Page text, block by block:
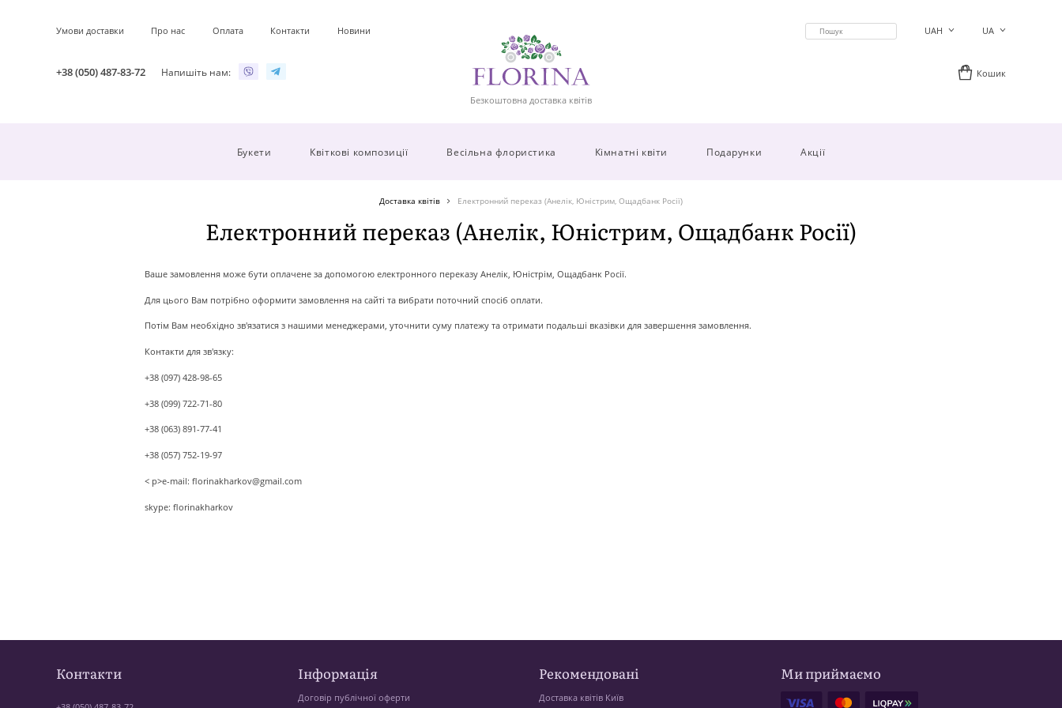
Умови доставки Про нас Оплата Контакти Новини
+38 (050) 487-83-72 Напишіть нам:
Безкоштовна доставка квітів
UAH UA
Кошик
Букети Квіткові композиції Весільна флористика Кімнатні квіти Подарунки Акції
Доставка квітів Електронний переказ (Анелік, Юністрим, Ощадбанк Росії)
Електронний переказ (Анелік, Юністрим, Ощадбанк Росії)
Ваше замовлення може бути оплачене за допомогою електронного переказу Анелік, Юністрім, Ощадбанк Росії.
Для цього Вам потрібно оформити замовлення на сайті та вибрати поточний спосіб оплати.
Потім Вам необхідно зв'язатися з нашими менеджерами, уточнити суму платежу та отримати подальші вказівки для завершення замовлення.
Контакти для зв'язку:
+38 (097) 428-98-65
+38 (099) 722-71-80
+38 (063) 891-77-41
+38 (057) 752-19-97
< p>e-mail: florinakharkov@gmail.com
skype: florinakharkov
Контакти Інформація
Договір публічної оферти
Рекомендовані
Доставка квітів Київ
Ми приймаємо